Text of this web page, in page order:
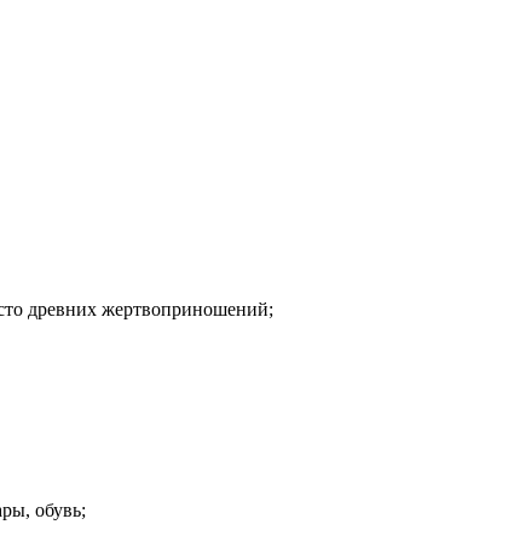
древних жертвоприношений;
обувь;